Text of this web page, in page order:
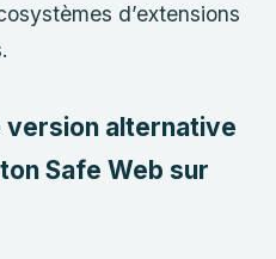
d’extensions
version alternative
Safe Web sur